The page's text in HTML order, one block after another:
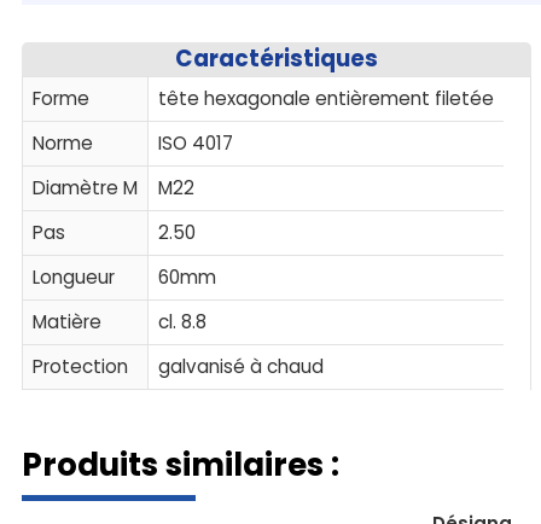
Caractéristiques
Forme
tête hexagonale entièrement filetée
Norme
ISO 4017
Diamètre M
M22
Pas
2.50
Longueur
60mm
Matière
cl. 8.8
Protection
galvanisé à chaud
Produits similaires :